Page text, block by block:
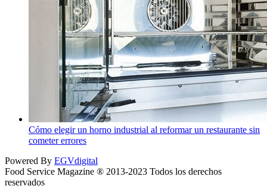
Cómo elegir un horno industrial al reformar un restaurante sin
cometer errores
Powered By EGVdigital
Food Service Magazine ® 2013-2023 Todos los derechos
reservados